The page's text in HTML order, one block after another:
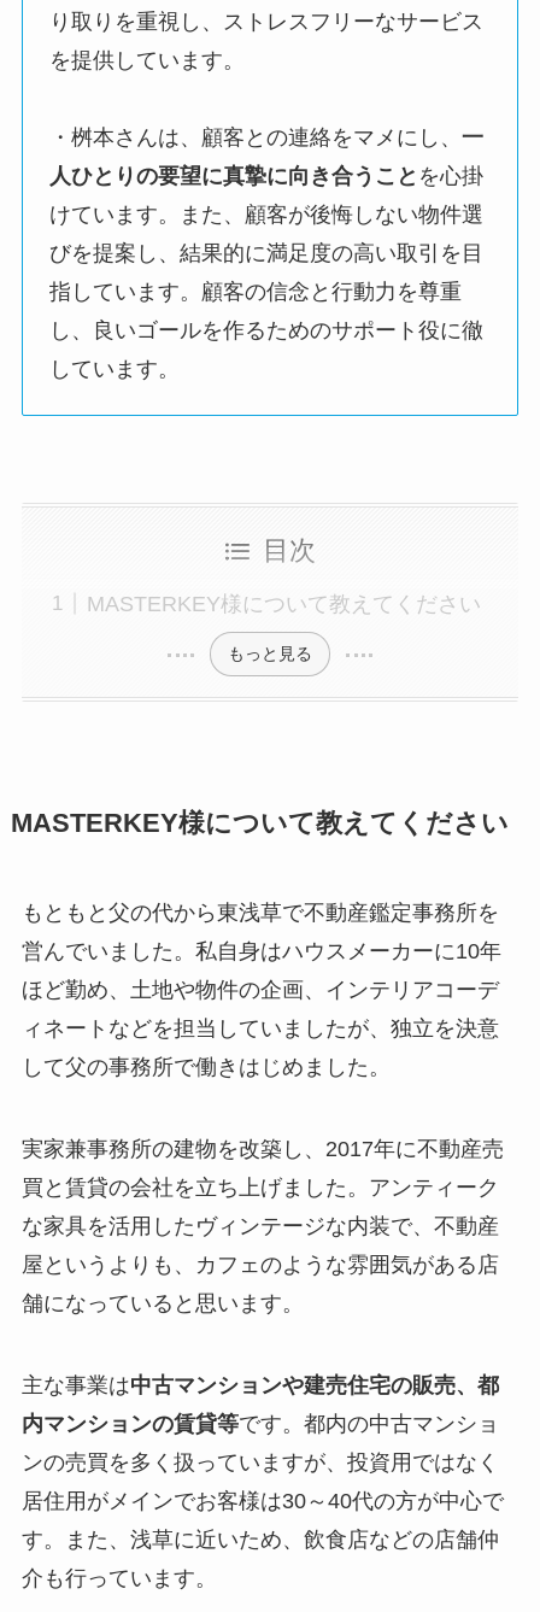
り取りを重視し、ストレスフリーなサービス
を提供しています。
・桝本さんは、顧客との連絡をマメにし、一
人ひとりの要望に真摯に向き合うこと を心掛
けています。また、顧客が後悔しない物件選
びを提案し、結果的に満足度の高い取引を目
指しています。顧客の信念と行動力を尊重
し、良いゴールを作るためのサポート役に徹
しています。
目次
MASTERKEY様について教えてください
もっと見る
MASTERKEY様について教えてください
もともと父の代から東浅草で不動産鑑定事務所を
営んでいました。私自身はハウスメーカーに10年
ほど勤め、土地や物件の企画、インテリアコーデ
ィネートなどを担当していましたが、独立を決意
して父の事務所で働きはじめました。
実家兼事務所の建物を改築し、2017年に不動産売
買と賃貸の会社を立ち上げました。アンティーク
な家具を活用したヴィンテージな内装で、不動産
屋というよりも、カフェのような雰囲気がある店
舗になっていると思います。
主な事業は中古マンションや建売住宅の販売、都
内マンションの賃貸等です。都内の中古マンショ
ンの売買を多く扱っていますが、投資用ではなく
居住用がメインでお客様は30～40代の方が中心で
す。また、浅草に近いため、飲食店などの店舗仲
介も行っています。